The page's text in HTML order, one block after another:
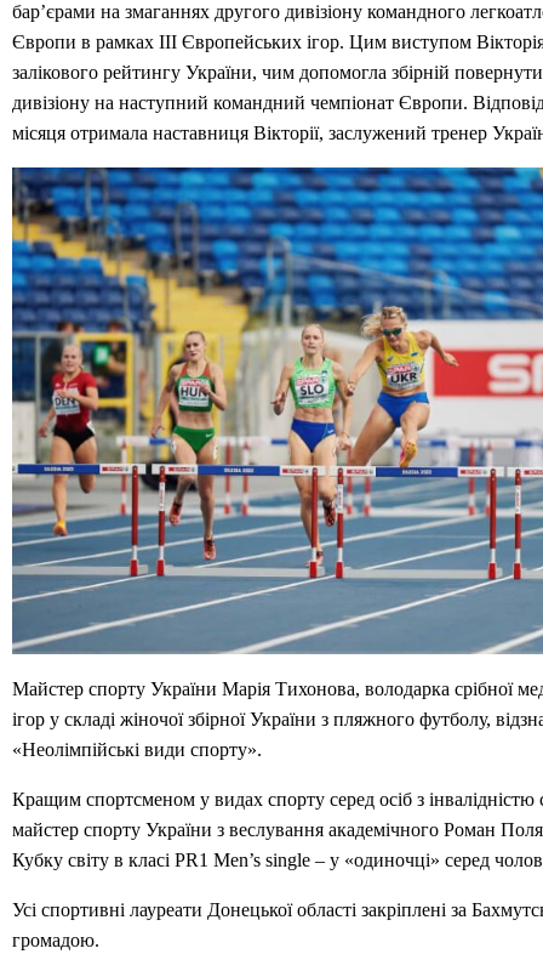
бар’єрами на змаганнях другого дивізіону командного
Європи в рамках III Європейських ігор. Цим виступом
залікового рейтингу України, чим допомогла збірній
дивізіону на наступний командний чемпіонат Європи.
місяця отримала наставниця Вікторії, заслужений тренер
Майстер спорту України Марія Тихонова, володарка срібної
ігор у складі жіночої збірної України з пляжного футболу,
«Неолімпійські види спорту».
Кращим спортсменом у видах спорту серед осіб з інвалідністю
майстер спорту України з веслування академічного Роман
Кубку світу в класі PR1 Men’s single – у «одиночці» серед
Усі спортивні лауреати Донецької області закріплені за
громадою.